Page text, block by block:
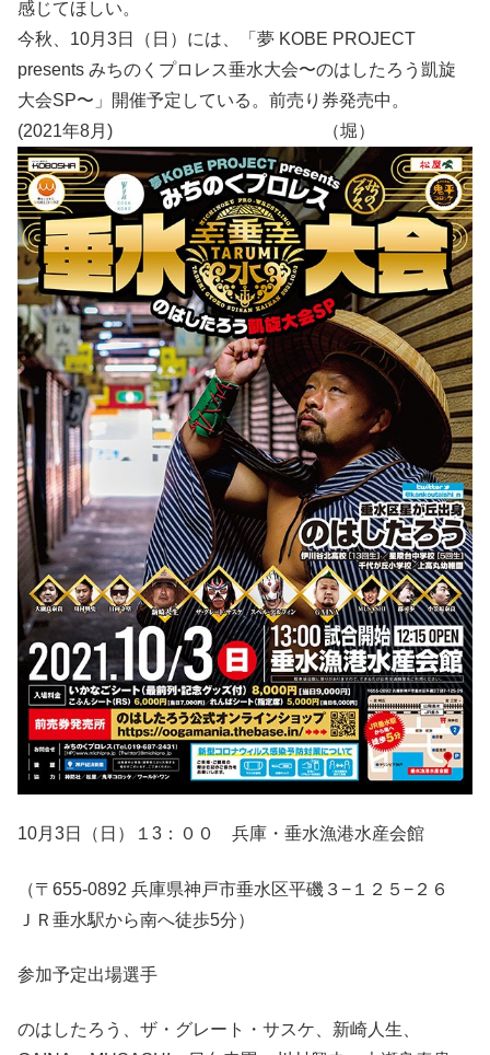
感じてほしい。
今秋、10月3日（日）には、「夢 KOBE PROJECT
presents みちのくプロレス垂水大会〜のはしたろう凱旋
大会SP〜」開催予定している。前売り券発売中。
(2021年8月) （堀）
10月3日（日）１3：００ 兵庫・垂水漁港水産会館
（〒655-0892 兵庫県神戸市垂水区平磯３−１２５−２６
ＪＲ垂水駅から南へ徒歩5分）
参加予定出場選手
のはしたろう、ザ・グレート・サスケ、新崎人生、